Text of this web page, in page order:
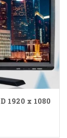
1920 x 1080